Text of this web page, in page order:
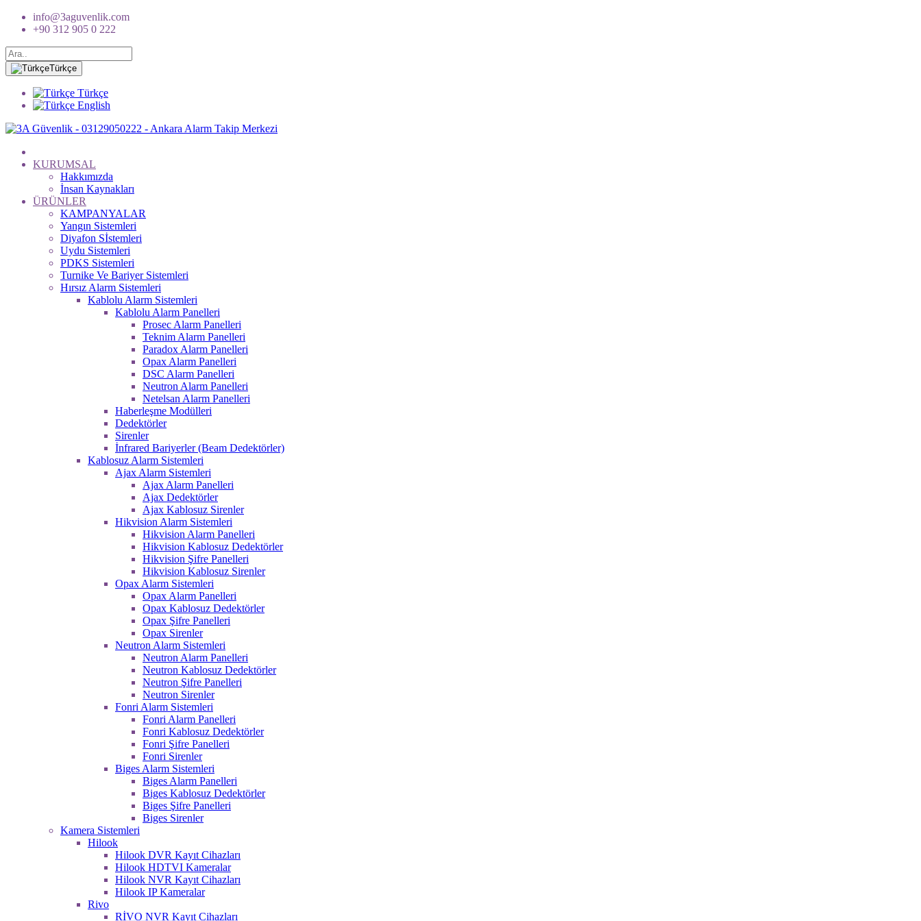
info@3aguvenlik.com
+90 312 905 0 222
Türkçe
Türkçe
English
KURUMSAL
Hakkımızda
İnsan Kaynakları
ÜRÜNLER
KAMPANYALAR
Yangın Sistemleri
Diyafon Sİstemleri
Uydu Sistemleri
PDKS Sistemleri
Turnike Ve Bariyer Sistemleri
Hırsız Alarm Sistemleri
Kablolu Alarm Sistemleri
Kablolu Alarm Panelleri
Prosec Alarm Panelleri
Teknim Alarm Panelleri
Paradox Alarm Panelleri
Opax Alarm Panelleri
DSC Alarm Panelleri
Neutron Alarm Panelleri
Netelsan Alarm Panelleri
Haberleşme Modülleri
Dedektörler
Sirenler
İnfrared Bariyerler (Beam Dedektörler)
Kablosuz Alarm Sistemleri
Ajax Alarm Sistemleri
Ajax Alarm Panelleri
Ajax Dedektörler
Ajax Kablosuz Sirenler
Hikvision Alarm Sistemleri
Hikvision Alarm Panelleri
Hikvision Kablosuz Dedektörler
Hikvision Şifre Panelleri
Hikvision Kablosuz Sirenler
Opax Alarm Sistemleri
Opax Alarm Panelleri
Opax Kablosuz Dedektörler
Opax Şifre Panelleri
Opax Sirenler
Neutron Alarm Sistemleri
Neutron Alarm Panelleri
Neutron Kablosuz Dedektörler
Neutron Şifre Panelleri
Neutron Sirenler
Fonri Alarm Sistemleri
Fonri Alarm Panelleri
Fonri Kablosuz Dedektörler
Fonri Şifre Panelleri
Fonri Sirenler
Biges Alarm Sistemleri
Biges Alarm Panelleri
Biges Kablosuz Dedektörler
Biges Şifre Panelleri
Biges Sirenler
Kamera Sistemleri
Hilook
Hilook DVR Kayıt Cihazları
Hilook HDTVI Kameralar
Hilook NVR Kayıt Cihazları
Hilook IP Kameralar
Rivo
RİVO NVR Kayıt Cihazları